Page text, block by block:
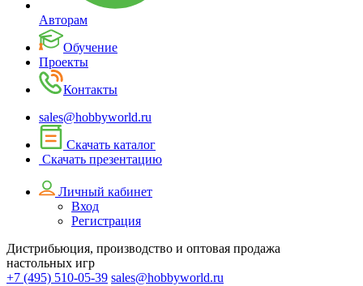
Авторам
Обучение
Проекты
Контакты
sales@hobbyworld.ru
Скачать каталог
Скачать презентацию
Личный кабинет
Вход
Регистрация
Дистрибьюция, производство и оптовая продажа
настольных игр
+7 (495) 510-05-39 sales@hobbyworld.ru